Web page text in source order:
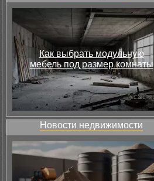
Как выбрать модульную
мебель под размер комнаты
Новости недвижимости